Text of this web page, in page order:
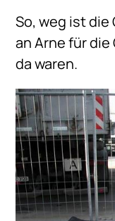
So, weg ist die
an Arne für die
da waren.